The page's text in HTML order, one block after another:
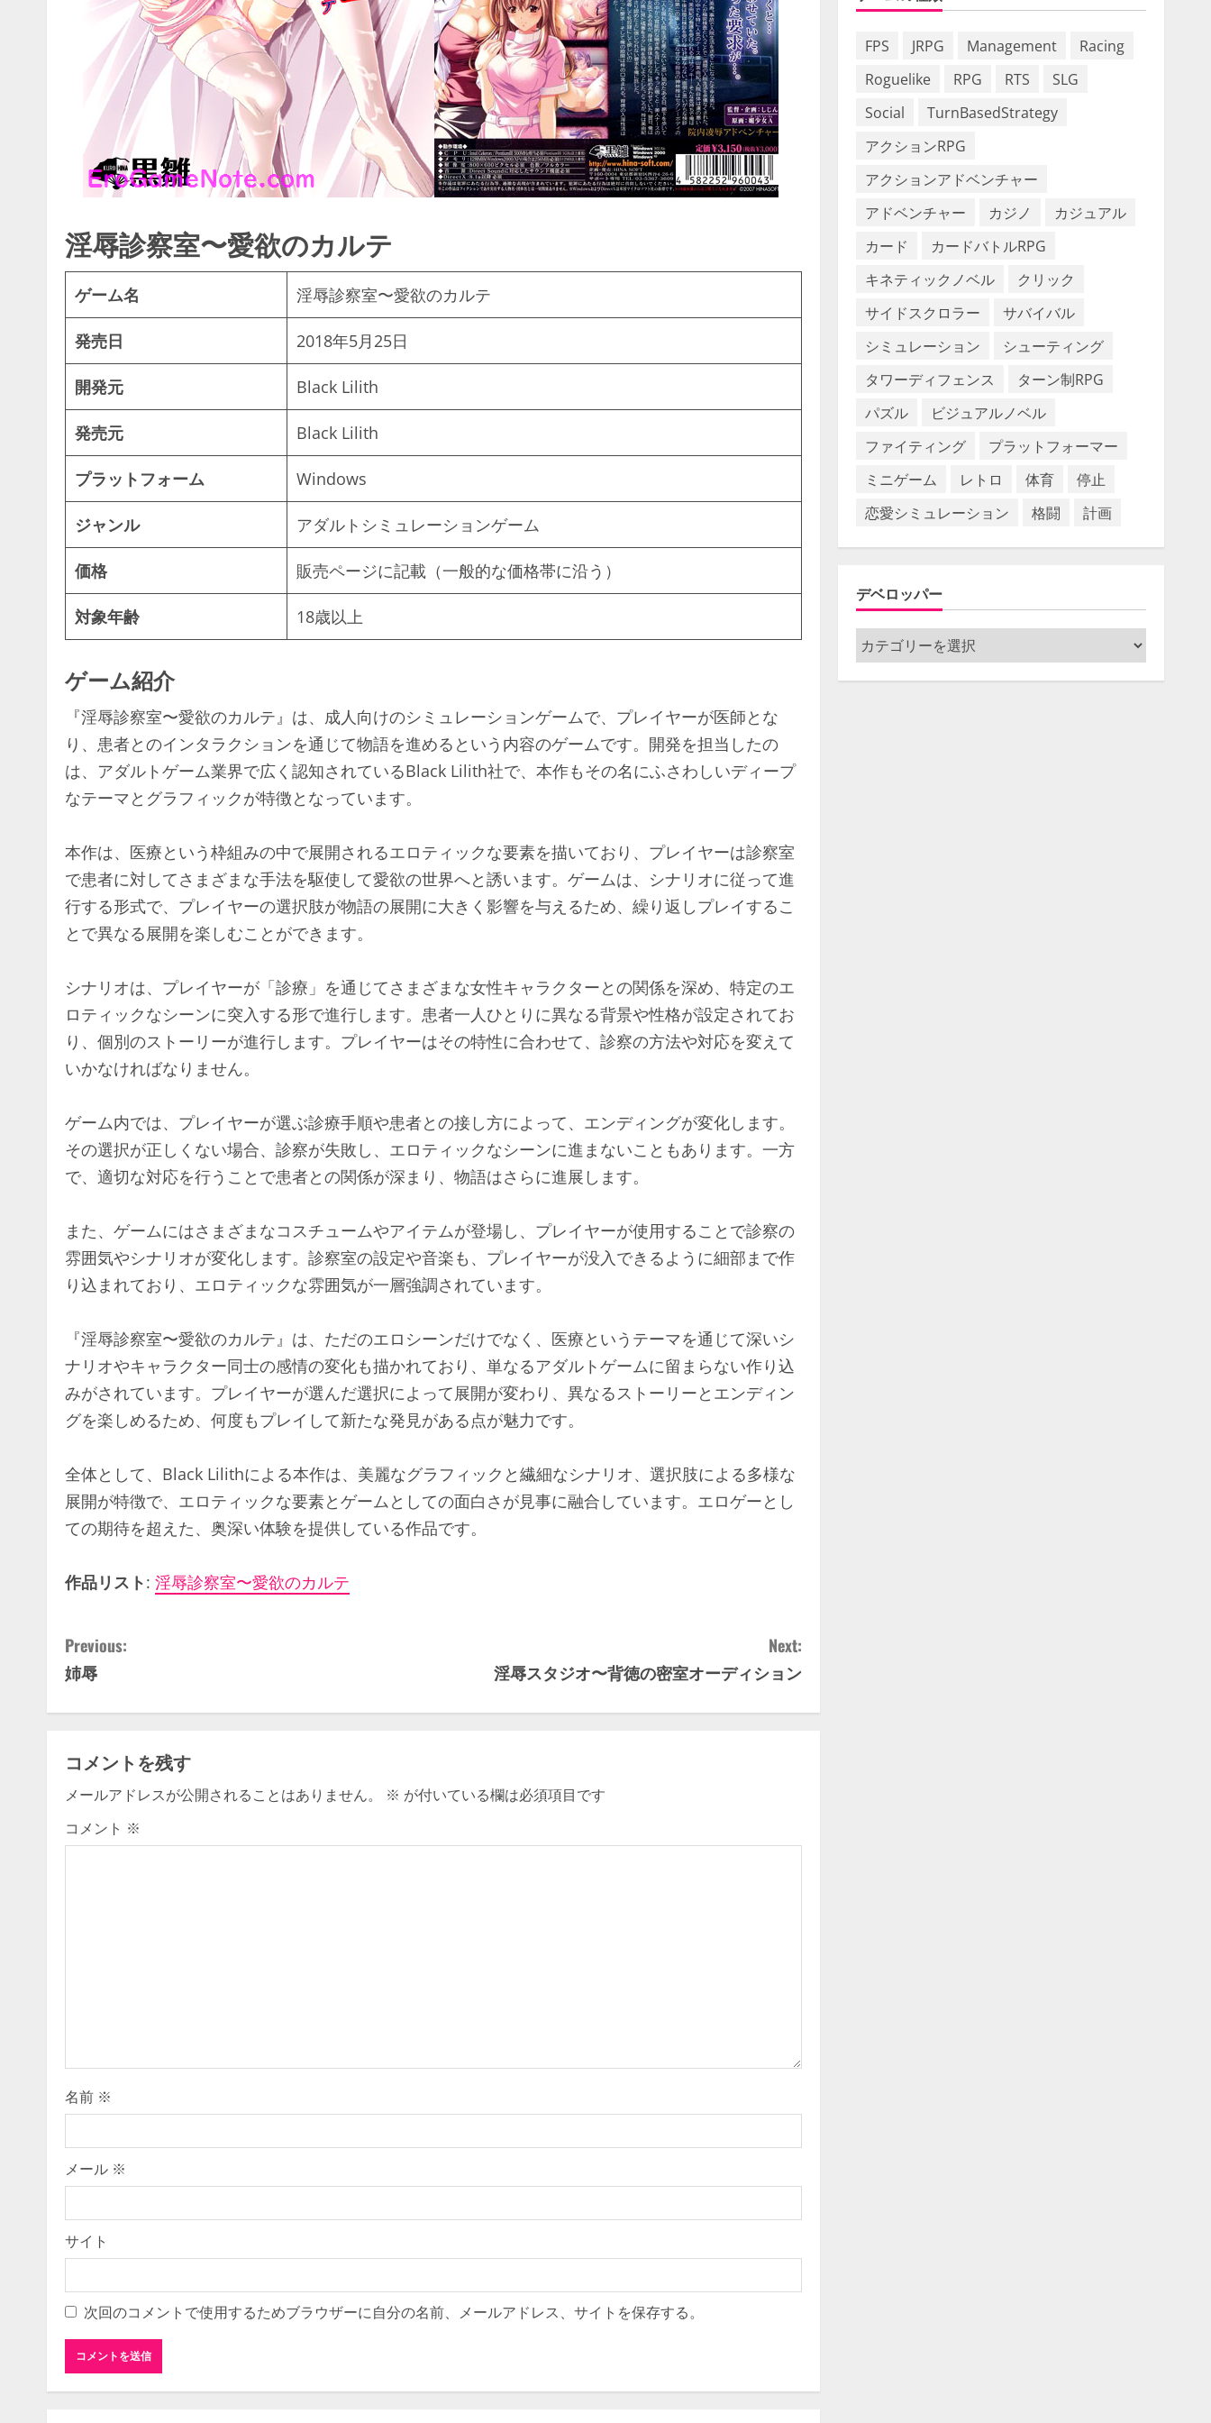
淫辱診察室〜愛欲のカルテ
ゲーム名 淫辱診察室〜愛欲のカルテ
発売日 2018年5月25日
開発元 Black Lilith
発売元 Black Lilith
プラットフォーム Windows
ジャンル アダルトシミュレーションゲーム
価格 販売ページに記載（一般的な価格帯に沿う）
対象年齢 18歳以上
ゲーム紹介
『淫辱診察室〜愛欲のカルテ』は、成人向けのシミュレーションゲームで、プレイヤーが医師とな
り、患者とのインタラクションを通じて物語を進めるという内容のゲームです。開発を担当したの
は、アダルトゲーム業界で広く認知されているBlack Lilith社で、本作もその名にふさわしいディープ
なテーマとグラフィックが特徴となっています。
本作は、医療という枠組みの中で展開されるエロティックな要素を描いており、プレイヤーは診察室
で患者に対してさまざまな手法を駆使して愛欲の世界へと誘います。ゲームは、シナリオに従って進
行する形式で、プレイヤーの選択肢が物語の展開に大きく影響を与えるため、繰り返しプレイするこ
とで異なる展開を楽しむことができます。
シナリオは、プレイヤーが「診療」を通じてさまざまな女性キャラクターとの関係を深め、特定のエ
ロティックなシーンに突入する形で進行します。患者一人ひとりに異なる背景や性格が設定されてお
り、個別のストーリーが進行します。プレイヤーはその特性に合わせて、診察の方法や対応を変えて
いかなければなりません。
ゲーム内では、プレイヤーが選ぶ診療手順や患者との接し方によって、エンディングが変化します。
その選択が正しくない場合、診察が失敗し、エロティックなシーンに進まないこともあります。一方
で、適切な対応を行うことで患者との関係が深まり、物語はさらに進展します。
また、ゲームにはさまざまなコスチュームやアイテムが登場し、プレイヤーが使用することで診察の
雰囲気やシナリオが変化します。診察室の設定や音楽も、プレイヤーが没入できるように細部まで作
り込まれており、エロティックな雰囲気が一層強調されています。
『淫辱診察室〜愛欲のカルテ』は、ただのエロシーンだけでなく、医療というテーマを通じて深いシ
ナリオやキャラクター同士の感情の変化も描かれており、単なるアダルトゲームに留まらない作り込
みがされています。プレイヤーが選んだ選択によって展開が変わり、異なるストーリーとエンディン
グを楽しめるため、何度もプレイして新たな発見がある点が魅力です。
全体として、Black Lilithによる本作は、美麗なグラフィックと繊細なシナリオ、選択肢による多様な
展開が特徴で、エロティックな要素とゲームとしての面白さが見事に融合しています。エロゲーとし
ての期待を超えた、奥深い体験を提供している作品です。
作品リスト: 淫辱診察室〜愛欲のカルテ
C
o
n
t
i
n
d
i
n
g
Previous:
姉辱
Next:
淫辱スタジオ〜背徳の密室オーディション
コメントを残す
メールアドレスが公開されることはありません。 ※ が付いている欄は必須項目です
コメント ※
名前 ※
メール ※
サイト
次回のコメントで使用するためブラウザーに自分の名前、メールアドレス、サイトを保存する。
FPS JRPG Management
Racing
Roguelike
RPG RTS
SLG
Social
TurnBasedStrategy
アクションRPG
アクションアドベンチャー
アドベンチャー
カジノ
カジュアル
カード
カードバトルRPG
キネティックノベル
クリック
サイドスクロラー
サバイバル
シミュレーション
シューティング
タワーディフェンス
ターン制RPG
パズル
ビジュアルノベル
ファイティング
プラットフォーマー
ミニゲーム
レトロ 体育
停止
恋愛シミュレーション
格闘 計画
デベロッパー
デ
ベ